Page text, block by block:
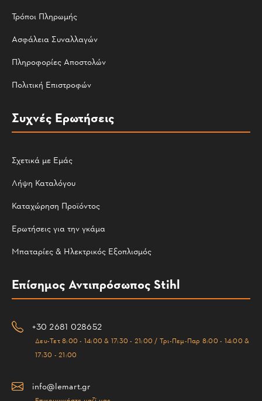
Τρόποι Πληρωμής
Ασφάλεια Συναλλαγών
Πληροφορίες Αποστολών
Πολιτική Επιστροφών
Συχνές Ερωτήσεις
Σχετικά με Εμάς
Λήψη Καταλόγου
Καταχώρηση Προϊόντος
Ερωτήσεις για την γκάμα
Μπαταρίες & Ηλεκτρικός Εξοπλισμός
Επίσημος Αντιπρόσωπος Stihl
+30 2681 028652
Δευ-Τετ 8:00 - 14:00 & 17:30 - 21:00 / Τρι-Πεμ-Παρ 8:00 - 14:00 &
17:30 - 21:00
info@lemart.gr